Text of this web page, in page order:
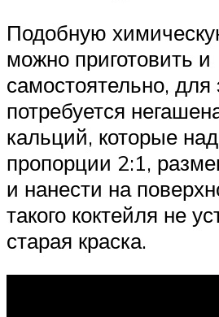
Подобную
можно приготовить и
самостоятельно, для
потребуется
кальций, которые
пропорции 2:1,
и нанести на
такого коктейля не
старая краска.